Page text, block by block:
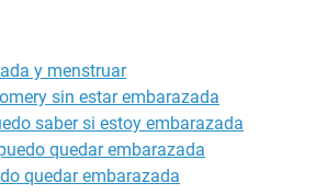
y menstruar
sin estar embarazada
saber si estoy embarazada
quedar embarazada
quedar embarazada